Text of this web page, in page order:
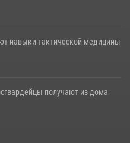
навыки тактической медицины
получают из дома